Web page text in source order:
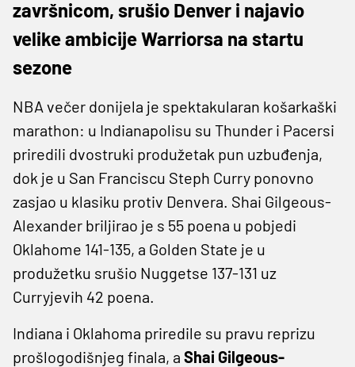
završnicom, srušio Denver i najavio
velike ambicije Warriorsa na startu
sezone
NBA večer donijela je spektakularan košarkaški
marathon: u Indianapolisu su Thunder i Pacersi
priredili dvostruki produžetak pun uzbuđenja,
dok je u San Franciscu Steph Curry ponovno
zasjao u klasiku protiv Denvera. Shai Gilgeous-
Alexander briljirao je s 55 poena u pobjedi
Oklahome 141-135, a Golden State je u
produžetku srušio Nuggetse 137-131 uz
Curryjevih 42 poena.
Indiana i Oklahoma priredile su pravu reprizu
prošlogodišnjeg finala, a Shai Gilgeous-